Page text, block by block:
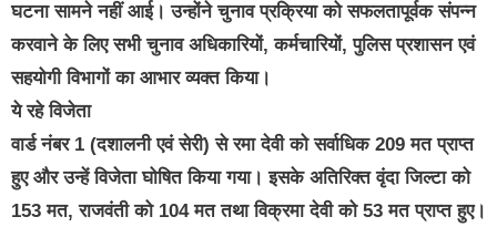
घटना सामने नहीं आई। उन्होंने चुनाव प्रक्रिया को सफलतापूर्वक संपन्न
करवाने के लिए सभी चुनाव अधिकारियों, कर्मचारियों, पुलिस प्रशासन एवं
सहयोगी विभागों का आभार व्यक्त किया।
ये रहे विजेता
वार्ड नंबर 1 (दशालनी एवं सेरी) से रमा देवी को सर्वाधिक 209 मत प्राप्त
हुए और उन्हें विजेता घोषित किया गया। इसके अतिरिक्त वृंदा जिल्टा को
153 मत, राजवंती को 104 मत तथा विक्रमा देवी को 53 मत प्राप्त हुए।